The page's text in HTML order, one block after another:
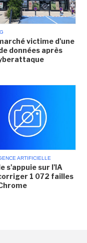
victime d'une
données après
ARTIFICIELLE
s'appuie sur l'IA
1 072 failles